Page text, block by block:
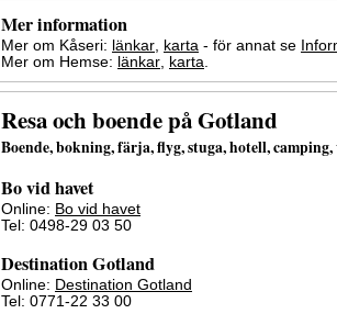
Mer information
Mer om Kåseri: länkar, karta - för annat se
Mer om Hemse: länkar, karta.
Resa och boende på Gotland
Boende, bokning, färja, flyg, stuga, hotell,
Bo vid havet
Online: Bo vid havet
Tel: 0498-29 03 50
Destination Gotland
Online: Destination Gotland
Tel: 0771-22 33 00